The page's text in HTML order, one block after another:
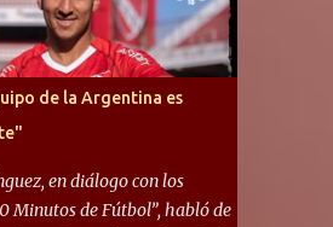
de la Argentina es
en diálogo con los
Minutos de Fútbol”, habló de